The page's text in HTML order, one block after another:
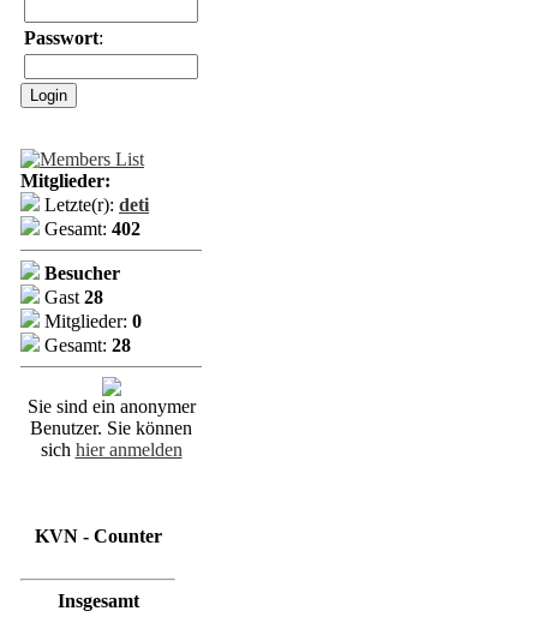
Passwort:
Mitglieder:
Letzte(r): deti
Gesamt: 402
Besucher
Gast 28
Mitglieder: 0
Gesamt: 28
Sie sind ein anonymer
Benutzer. Sie können
sich hier anmelden
KVN - Counter
Insgesamt